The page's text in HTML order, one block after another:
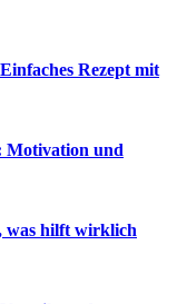
Rezept mit
Motivation und
was hilft wirklich